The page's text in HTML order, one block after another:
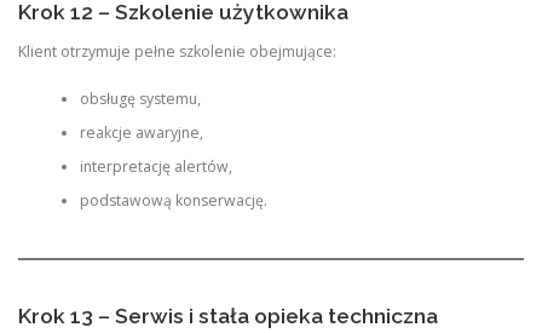
Krok 12 – Szkolenie użytkownika
Klient otrzymuje pełne szkolenie obejmujące:
obsługę systemu,
reakcje awaryjne,
interpretację alertów,
podstawową konserwację.
Krok 13 – Serwis i stała opieka techniczna